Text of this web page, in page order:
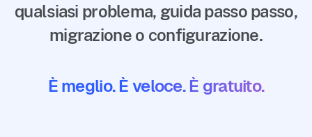
qualsiasi problema, guida passo passo,
migrazione o configurazione.
È meglio. È veloce. È gratuito.